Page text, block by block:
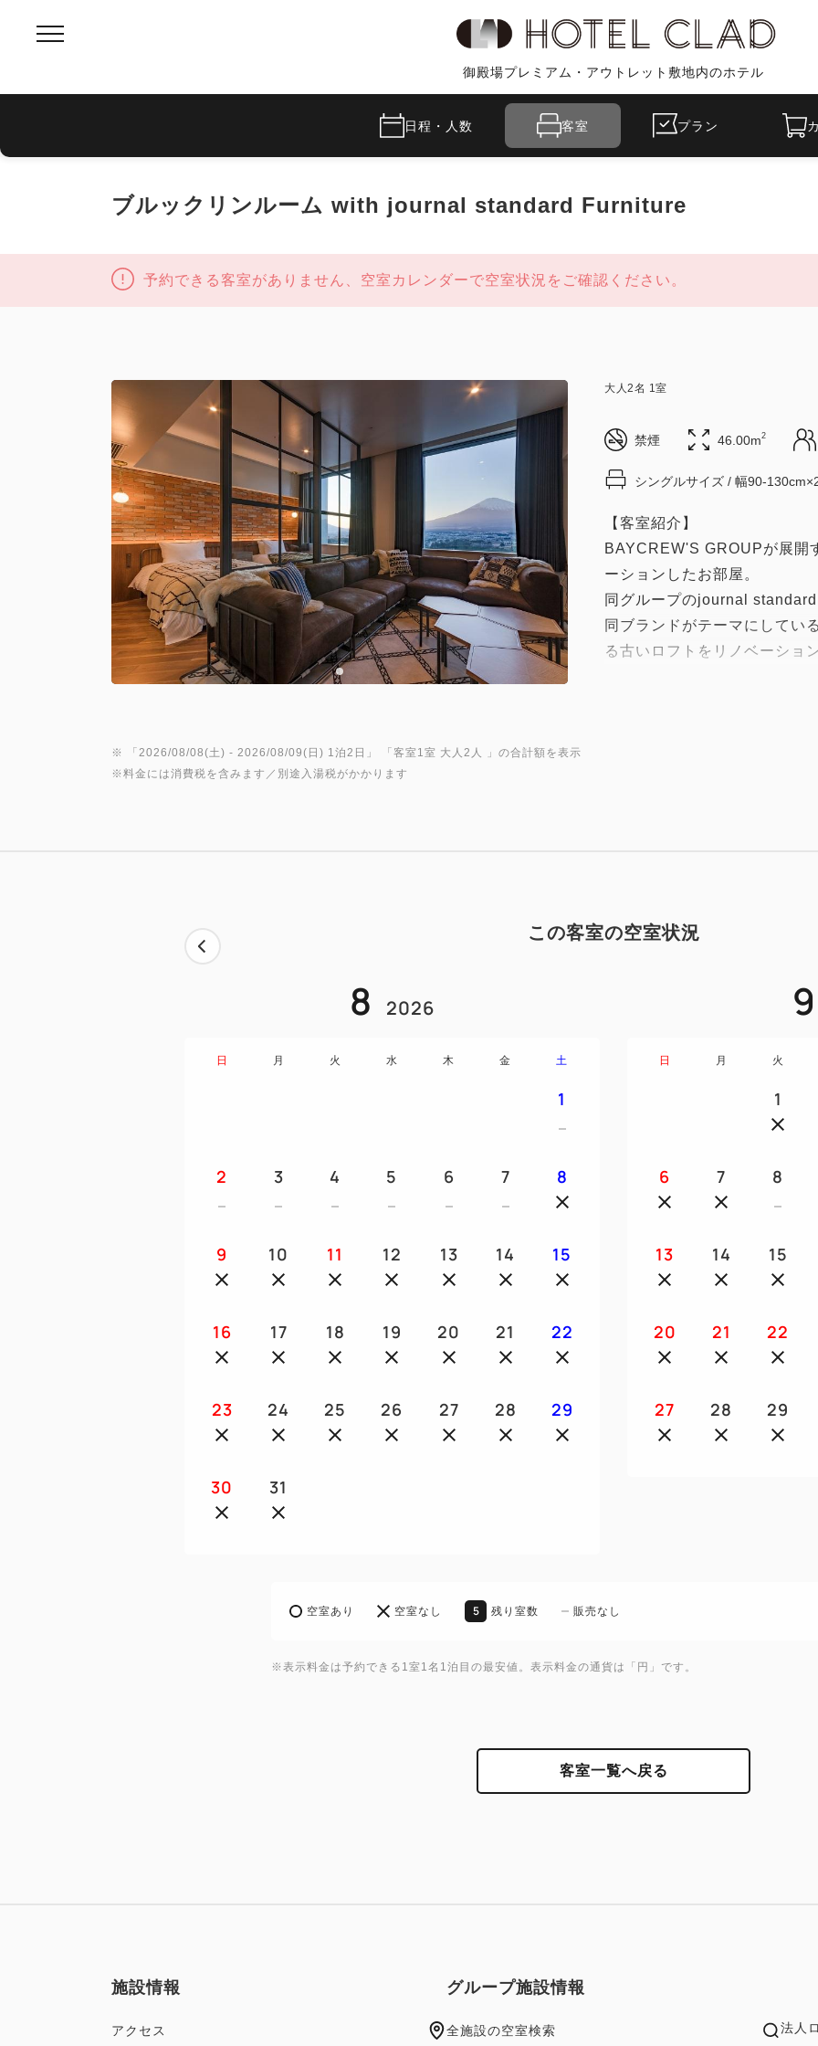
御殿場プレミアム・アウトレット敷地内のホテル
日程・人数 客室 プラン
ブルックリンルーム with journal standard Furniture
予約できる客室がありません、空室カレンダーで空室状況をご確認ください。
大人2名 1室
禁煙 46.00m2
シングルサイズ / 幅90-
【客室紹介】
BAYCREW'S GROUPが展
ーションしたお部屋。
同グループのjournal
同ブランドがテーマにしてい
る古いロフトをリノベーショ
※ 「 2026/08/08(土) - 2026/08/09(日) 1泊2日 」 「 客室1室 大人2人
」の合計額を表示
※料金には消費税を含みます／別途入湯税がかかります
この客室の空室状況
8 2026
日 月 火 水 木 金 土
1
2 3 4 5 6 7 8
9 10 11 12 13 14 15
16 17 18 19 20 21 22
23 24 25 26 27 28 29
30 31
9
日 月 火
1
6 7 8
13 14 15
20 21 22
27 28 29
空室あり 空室なし 5 残り室数 販売なし
※表示料金は予約できる1室1名1泊目の最安値。表示料金の通貨は「円」です。
客室一覧へ戻る
施設情報
アクセス
グループ施設情報
全施設の空室検索 法人